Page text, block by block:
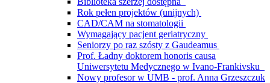
Rok pełen projektów (unijnych)
CAD/CAM na stomatologii
Wymagający pacjent geriatryczny
Seniorzy po raz szósty z Gaudeamus
Prof. Ładny doktorem honoris causa
Uniwersytetu Medycznego w Ivano-Frankivsku
Nowy profesor w UMB - prof. Anna Grzeszczuk